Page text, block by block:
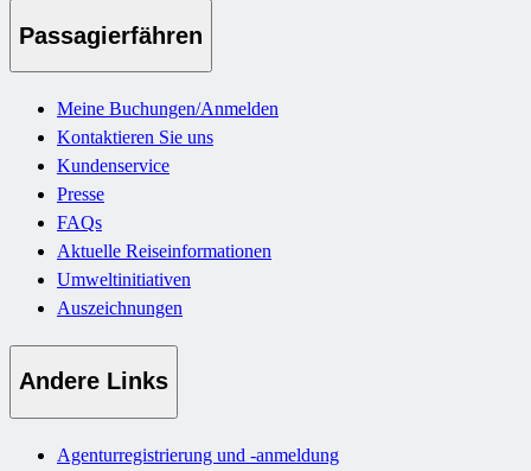
Passagierfähren
Meine Buchungen/Anmelden
Kontaktieren Sie uns
Kundenservice
Presse
FAQs
Aktuelle Reiseinformationen
Umweltinitiativen
Auszeichnungen
Andere Links
Agenturregistrierung und -anmeldung